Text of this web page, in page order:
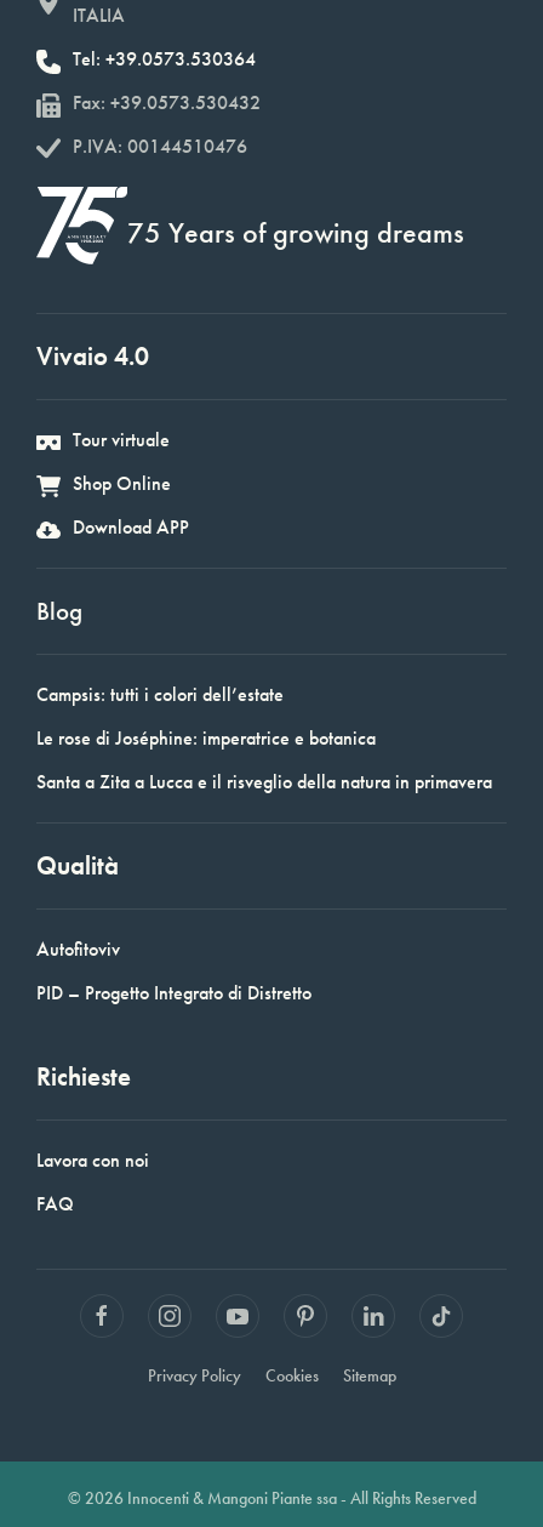
ITALIA
Tel: +39.0573.530364
Fax: +39.0573.530432
P.IVA: 00144510476
75 Years of growing dreams
Vivaio 4.0
Tour virtuale
Shop Online
Download APP
Blog
Campsis: tutti i colori dell’estate
Le rose di Joséphine: imperatrice e botanica
Santa a Zita a Lucca e il risveglio della natura in primavera
Qualità
Autofitoviv
PID – Progetto Integrato di Distretto
Richieste
Lavora con noi
FAQ
Privacy Policy Cookies Sitemap
© 2026 Innocenti & Mangoni Piante ssa - All Rights Reserved